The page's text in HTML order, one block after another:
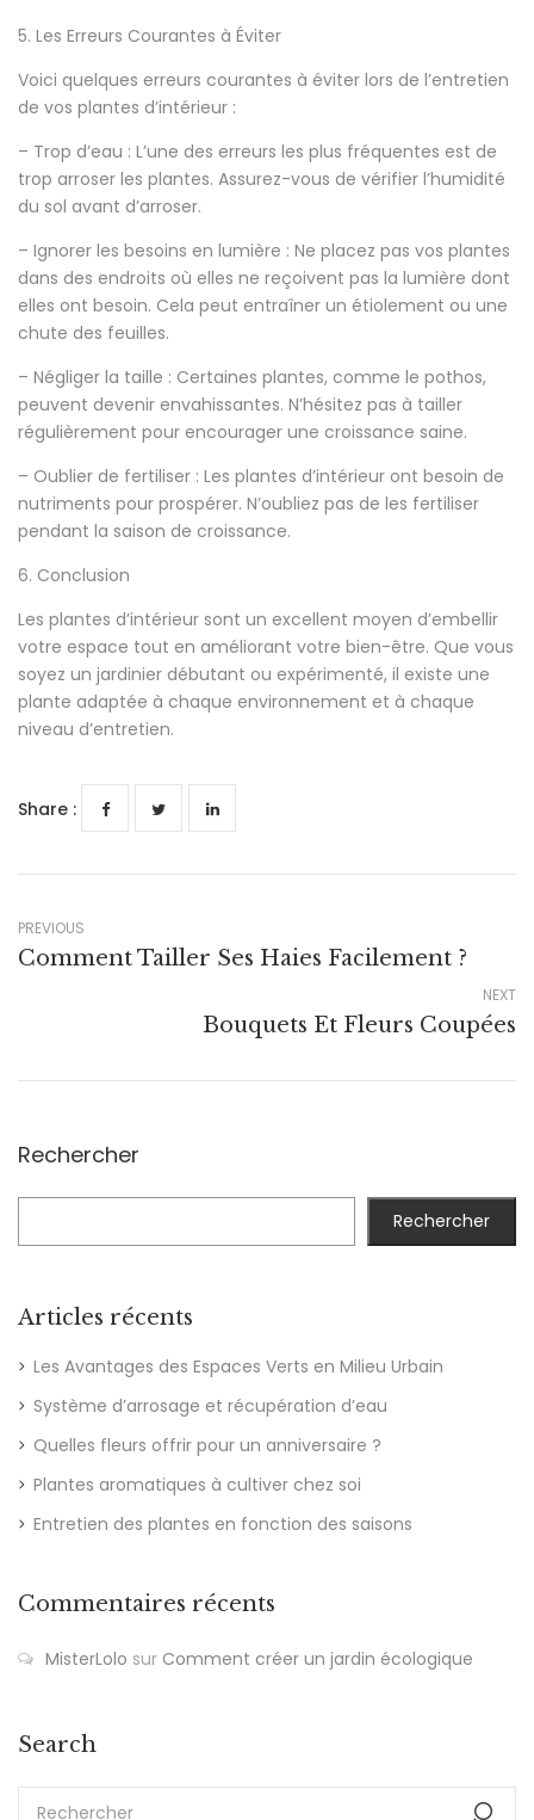
Rechercher
Rechercher
Articles récents
Les Avantages des Espaces Verts en Milieu Urbain
Système d’arrosage et récupération d’eau
Quelles fleurs offrir pour un anniversaire ?
Plantes aromatiques à cultiver chez soi
Entretien des plantes en fonction des saisons
Commentaires récents
MisterLolo sur Comment créer un jardin écologique
Search
5. Les Erreurs Courantes à Éviter
Voici quelques erreurs courantes à éviter lors de l’entretien
de vos plantes d’intérieur :
– Trop d’eau : L’une des erreurs les plus fréquentes est de
trop arroser les plantes. Assurez-vous de vérifier l’humidité
du sol avant d’arroser.
– Ignorer les besoins en lumière : Ne placez pas vos plantes
dans des endroits où elles ne reçoivent pas la lumière dont
elles ont besoin. Cela peut entraîner un étiolement ou une
chute des feuilles.
– Négliger la taille : Certaines plantes, comme le pothos,
peuvent devenir envahissantes. N’hésitez pas à tailler
régulièrement pour encourager une croissance saine.
– Oublier de fertiliser : Les plantes d’intérieur ont besoin de
nutriments pour prospérer. N’oubliez pas de les fertiliser
pendant la saison de croissance.
6. Conclusion
Les plantes d’intérieur sont un excellent moyen d’embellir
votre espace tout en améliorant votre bien-être. Que vous
soyez un jardinier débutant ou expérimenté, il existe une
plante adaptée à chaque environnement et à chaque
niveau d’entretien.
Share :
PREVIOUS
Comment Tailler Ses Haies Facilement ?
NEXT
Bouquets Et Fleurs Coupées